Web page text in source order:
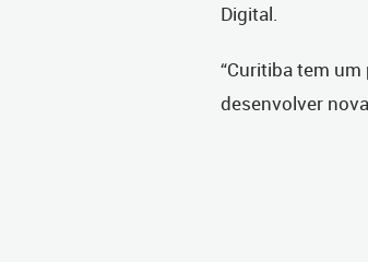
Digital.
“Curitiba tem
desenvolver